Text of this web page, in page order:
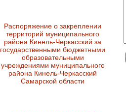
Распоряжение о закреплении
территорий муниципального
района Кинель-Черкасский за
государственными бюджетными
образовательными
учреждениями муниципального
района Кинель-Черкасский
Самарской области